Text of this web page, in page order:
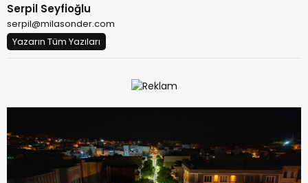
Serpil Seyfioğlu
serpil@milasonder.com
Yazarın Tüm Yazıları